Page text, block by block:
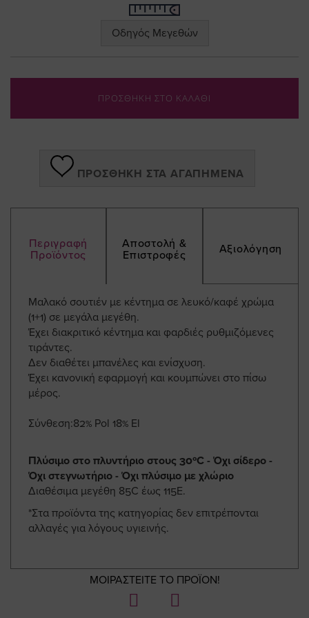
Οδηγός Μεγεθών
ΠΡΟΣΘΗΚΗ ΣΤΟ ΚΑΛΑΘΙ
ΠΡΟΣΘΉΚΗ ΣΤΑ ΑΓΑΠΗΜΈΝΑ
Περιγραφή
Προϊόντος
Αποστολή &
Επιστροφές
Αξιολόγηση
Μαλακό σουτιέν με κέντημα σε λευκό/καφέ χρώμα
(1+1) σε μεγάλα μεγέθη.
Έχει διακριτικό κέντημα και φαρδιές ρυθμιζόμενες
τιράντες.
Δεν διαθέτει μπανέλες και ενίσχυση.
Έχει κανονική εφαρμογή και κουμπώνει στο πίσω
μέρος.
Σύνθεση:82% Pol 18% El
Πλύσιμο στο πλυντήριο στους 30ºC - Όχι σίδερο -
Όχι στεγνωτήριο - Όχι πλύσιμο με χλώριο
Διαθέσιμα μεγέθη 85C έως 115Ε.
*Στα προϊόντα της κατηγορίας δεν επιτρέπονται
αλλαγές για λόγους υγιεινής.
ΜΟΙΡΑΣΤΕΙΤΕ ΤΟ ΠΡΟΪΟΝ!